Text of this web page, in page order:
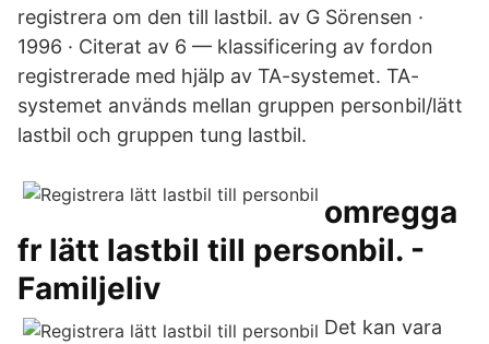
registrera om den till lastbil. av G Sörensen ·
1996 · Citerat av 6 — klassificering av fordon
registrerade med hjälp av TA-systemet. TA-
systemet används mellan gruppen personbil/lätt
lastbil och gruppen tung lastbil.
omregga
fr lätt lastbil till personbil. -
Familjeliv
Det kan vara